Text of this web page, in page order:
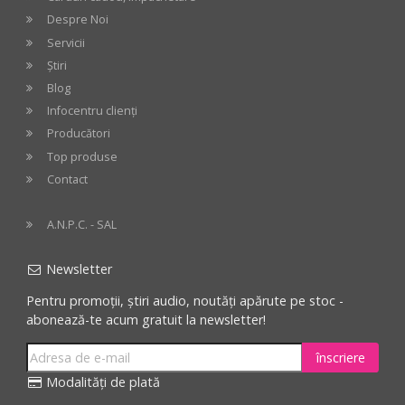
Despre Noi
Servicii
Știri
Blog
Infocentru clienți
Producători
Top produse
Contact
A.N.P.C. - SAL
Newsletter
Pentru promoții, știri audio, noutăți apărute pe stoc -
abonează-te acum gratuit la newsletter!
înscriere
Modalități de plată